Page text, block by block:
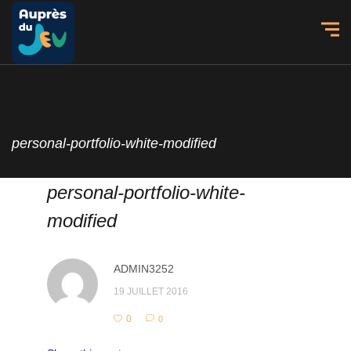
personal-portfolio-white-modified
personal-portfolio-white-
modified
ADMIN3252
19 JUILLET 2016
0 0